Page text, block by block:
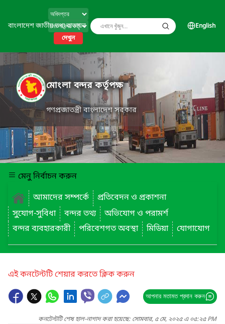
বাংলাদেশ জাতীয় তথ্য বাতায়ন
দেখুন
English
মোংলা বন্দর কর্তৃপক্ষ
গণপ্রজাতন্ত্রী বাংলাদেশ সরকার
মেনু নির্বাচন করুন
আমাদের সম্পর্কে
প্রতিবেদন ও প্রকাশনা
সু্যোগ-সুবিধা
বন্দর তথ্য
অভিযোগ ও পরামর্শ
বন্দর ব্যবহারকারী
পরিবেশগত অবস্থা মিডিয়া যোগাযোগ
এই কনটেন্টটি শেয়ার করতে ক্লিক করুন
আপনার মতামত প্রদান করুন
কনটেন্টটি শেষ হাল-নাগাদ করা হয়েছে: সোমবার, ৫ মে, ২০২৫ এ ০৫:২৫ PM